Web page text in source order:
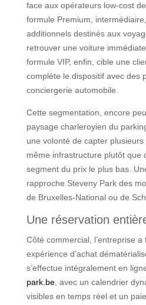
face aux opérateurs low-cost
formule Premium,
additionnels destinés aux
retrouver une voiture
formule VIP, enfin, cible une
complète le dispositif avec des
conciergerie automobile.
Cette segmentation, encore
paysage charleroyien du
une volonté de capter plusieurs
même infrastructure plutôt que
segment du prix le plus bas.
rapproche Steveny Park des
de Bruxelles-National ou de
Une réservation
Côté commercial, l’entreprise a
expérience d’achat
s’effectue intégralement en
park.be, avec un calendrier
visibles en temps réel et un